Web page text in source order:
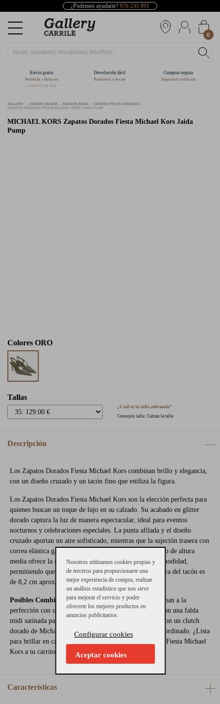
¿Podemos ayudarte? 976 235 091
0
Envío gratis
Península y Baleares
A PARTIR DE 39 €
Devolución fácil
Pruébatelo y decide
Comprar segura
Seguridad certificada
GALLERY ZAPATOS MUJER ZAPATOS BODA
ZAPATOS FIESTA CÓMODOS
ZAPATOS DORADOS FIESTA MICHAEL KORS JAIDA PUMP
MICHAEL KORS Zapatos Dorados Fiesta Michael Kors Jaida
Pump
Colores ORO
Tallas
¿Cuál es la talla adecuada?
Consejos talla: Calzan la talla
Descripción
Los Zapatos Dorados Fiesta Michael Kors combinan brillo y elegancia,
con un diseño cruzado y un tacón fino que estiliza la figura.
Los Zapatos Dorados Fiesta Michael Kors son la elección perfecta para
quienes buscan un toque de lujo en su calzado. Su acabado en glitter
dorado captura la luz de manera espectacular, ideal para eventos
nocturnos y celebraciones especiales. La punta afilada y el diseño
cruzado aportan un aire sofisticado, mientras que la sujeción trasera con
correa elástica garantiza un ajuste perfecto. Su tacón fino de altura
media ofrece la combinación ideal entre elegancia y comodidad,
permitiendo que camines con confianza y estilo. La altura del tacón es
de 8,2 cm aproximadamente.
Posibles Combinaciones:Estos zapatos dorados combinan a la
perfección con un vestido largo negro para una gala o con una falda
midi satinada para un look moderno. Compleméntalos con un clutch
dorado de Michael Kors para un conjunto totalmente coordinado. ¿Lista
para brillar en cada evento? Añade los Zapatos Dorados Fiesta Michael
Kors a tu carrito y deslumbra con cada paso.
Características
Nosotros utilizamos cookies propias y
de terceros para proporcionarte una
mejor experiencia de compra, realizar
un análisis estadístico que nos sirve
para mejorar el servicio y poder
ofrecerte los mejores productos en
anuncios publicitarios.
Configurar cookies
Aceptar cookies